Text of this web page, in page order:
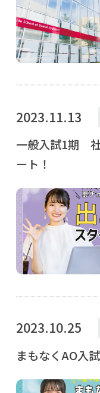
2023.11.13
一般入試1期
ート！
2023.10.25
まもなくAO入